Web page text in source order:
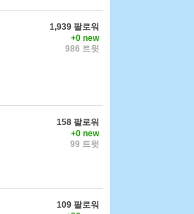
1,939 팔로워
+0 new
986 트윗
158 팔로워
+0 new
99 트윗
109 팔로워